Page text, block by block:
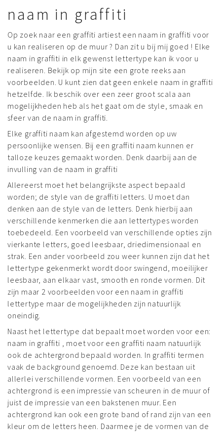
naam in graffiti
Op zoek naar een graffiti artiest een naam in graffiti voor
u kan realiseren op de muur ? Dan zit u bij mij goed ! Elke
naam in graffiti in elk gewenst lettertype kan ik voor u
realiseren. Bekijk op mijn site een grote reeks aan
voorbeelden. U kunt zien dat geen enkele naam in graffiti
hetzelfde. Ik beschik over een zeer groot scala aan
mogelijkheden heb als het gaat om de style, smaak en
sfeer van de naam in graffiti.
Elke graffiti naam kan afgestemd worden op uw
persoonlijke wensen. Bij een graffiti naam kunnen er
talloze keuzes gemaakt worden. Denk daarbij aan de
invulling van de naam in graffiti
Allereerst moet het belangrijkste aspect bepaald
worden; de style van de graffiti letters. U moet dan
denken aan de style van de letters. Denk hierbij aan
verschillende kenmerken die aan lettertypes worden
toebedeeld. Een voorbeeld van verschillende opties zijn
vierkante letters, goed leesbaar, driedimensionaal en
strak. Een ander voorbeeld zou weer kunnen zijn dat het
lettertype gekenmerkt wordt door swingend, moeilijker
leesbaar, aan elkaar vast, smooth en ronde vormen. Dit
zijn maar 2 voorbeelden voor een naam in graffiti
lettertype maar de mogelijkheden zijn natuurlijk
oneindig.
Naast het lettertype dat bepaalt moet worden voor een:
naam in graffiti , moet voor een graffiti naam natuurlijk
ook de achtergrond bepaald worden. In graffiti termen
vaak de background genoemd. Deze kan bestaan uit
allerlei verschillende vormen. Een voorbeeld van een
achtergrond is een impressie van scheuren in de muur of
juist de impressie van een bakstenen muur. Een
achtergrond kan ook een grote band of rand zijn van een
kleur om de letters heen. Daarmee je de vormen van de